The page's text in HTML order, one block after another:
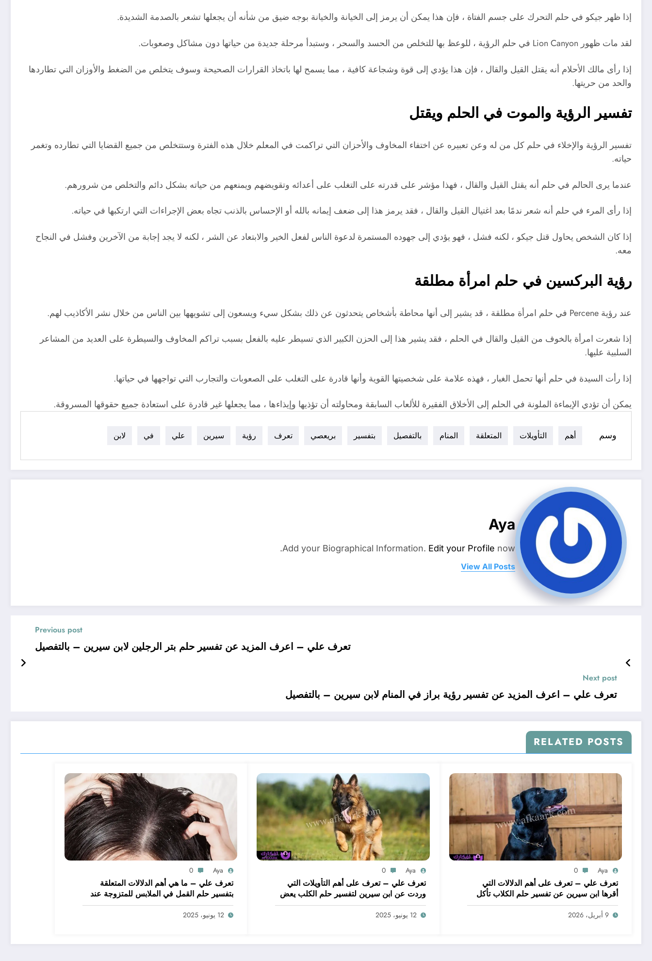
إذا ظهر جيكو في حلم التحرك على جسم الفتاة ، فإن هذا يمكن أن يرمز إلى الخيانة والخيانة بوجه ضيق من شأنه أن يجعلها تشعر بالصدمة الشديدة.
لقد مات ظهور Lion Canyon في حلم الرؤية ، للوعظ بها للتخلص من الحسد والسحر ، وستبدأ مرحلة جديدة من حياتها دون مشاكل وصعوبات.
إذا رأى مالك الأحلام أنه يقتل القيل والقال ، فإن هذا يؤدي إلى قوة وشجاعة كافية ، مما يسمح لها باتخاذ القرارات الصحيحة وسوف يتخلص من الضغط والأوزان التي تطاردها
والحد من حريتها.
تفسير الرؤية والموت في الحلم ويقتل
تفسير الرؤية والإخلاء في حلم كل من له وعن تعبيره عن اختفاء المخاوف والأحزان التي تراكمت في المعلم خلال هذه الفترة وستتخلص من جميع القضايا التي تطارده وتغمر
حياته.
عندما يرى الحالم في حلم أنه يقتل القيل والقال ، فهذا مؤشر على قدرته على التغلب على أعدائه وتقويضهم ويمنعهم من حياته بشكل دائم والتخلص من شرورهم.
إذا رأى المرء في حلم أنه شعر ندمًا بعد اغتيال القيل والقال ، فقد يرمز هذا إلى ضعف إيمانه بالله أو الإحساس بالذنب تجاه بعض الإجراءات التي ارتكبها في حياته.
إذا كان الشخص يحاول قتل جيكو ، لكنه فشل ، فهو يؤدي إلى جهوده المستمرة لدعوة الناس لفعل الخير والابتعاد عن الشر ، لكنه لا يجد إجابة من الآخرين وفشل في النجاح
معه.
رؤية البركسين في حلم امرأة مطلقة
عند رؤية Percene في حلم امرأة مطلقة ، قد يشير إلى أنها محاطة بأشخاص يتحدثون عن ذلك بشكل سيء ويسعون إلى تشويهها بين الناس من خلال نشر الأكاذيب لهم.
إذا شعرت امرأة بالخوف من القيل والقال في الحلم ، فقد يشير هذا إلى الحزن الكبير الذي تسيطر عليه بالفعل بسبب تراكم المخاوف والسيطرة على العديد من المشاعر
السلبية عليها.
إذا رأت السيدة في حلم أنها تحمل الغبار ، فهذه علامة على شخصيتها القوية وأنها قادرة على التغلب على الصعوبات والتجارب التي تواجهها في حياتها.
يمكن أن تؤدي الإيماءة الملونة في الحلم إلى الأخلاق الفقيرة للألعاب السابقة ومحاولته أن تؤذيها وإيذاءها ، مما يجعلها غير قادرة على استعادة جميع حقوقها المسروقة.
وسم أهم التأويلات المتعلقة المنام بالتفصيل بتفسير بريعصي تعرف رؤية سيرين علي في لابن
Aya
Add your Biographical Information. Edit your Profile now.
View All Posts
Previous post
تعرف علي – اعرف المزيد عن تفسير حلم بتر الرجلين لابن سيرين – بالتفصيل
Next post
تعرف علي – اعرف المزيد عن تفسير رؤية براز في المنام لابن سيرين – بالتفصيل
RELATED POSTS
Aya
0
تعرف علي – تعرف على أهم الدلالات التي
أقرها ابن سيرين عن تفسير حلم الكلاب تأكل
لحم – بالتفصيل
9 أبريل، 2026
Aya
0
تعرف علي – تعرف على أهم التأويلات التي
وردت عن ابن سيرين لتفسير حلم الكلب يعض
يدي – بالتفصيل
12 يونيو، 2025
Aya
0
تعرف علي – ما هي أهم الدلالات المتعلقة
بتفسير حلم القمل في الملابس للمتزوجة عند
ابن سيرين؟ – بالتفصيل
12 يونيو، 2025